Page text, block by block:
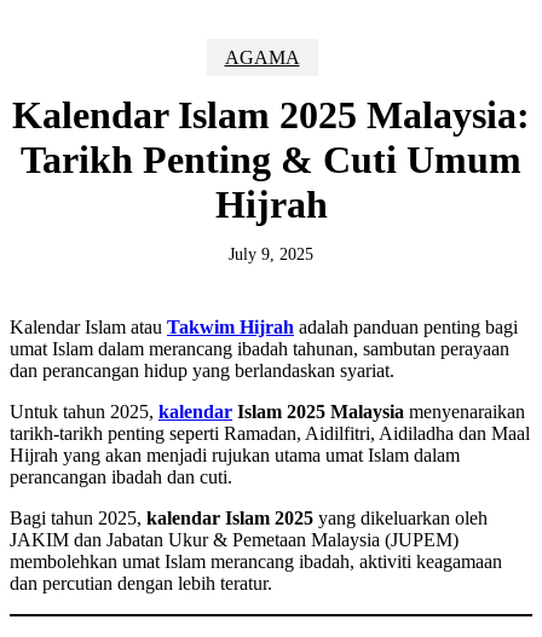
AGAMA
Kalendar Islam 2025 Malaysia:
Tarikh Penting & Cuti Umum
Hijrah
July 9, 2025
Kalendar Islam atau Takwim Hijrah adalah panduan penting bagi
umat Islam dalam merancang ibadah tahunan, sambutan perayaan
dan perancangan hidup yang berlandaskan syariat.
Untuk tahun 2025, kalendar Islam 2025 Malaysia menyenaraikan
tarikh-tarikh penting seperti Ramadan, Aidilfitri, Aidiladha dan Maal
Hijrah yang akan menjadi rujukan utama umat Islam dalam
perancangan ibadah dan cuti.
Bagi tahun 2025, kalendar Islam 2025 yang dikeluarkan oleh
JAKIM dan Jabatan Ukur & Pemetaan Malaysia (JUPEM)
membolehkan umat Islam merancang ibadah, aktiviti keagamaan
dan percutian dengan lebih teratur.